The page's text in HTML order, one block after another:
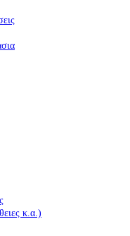
κ.α.)